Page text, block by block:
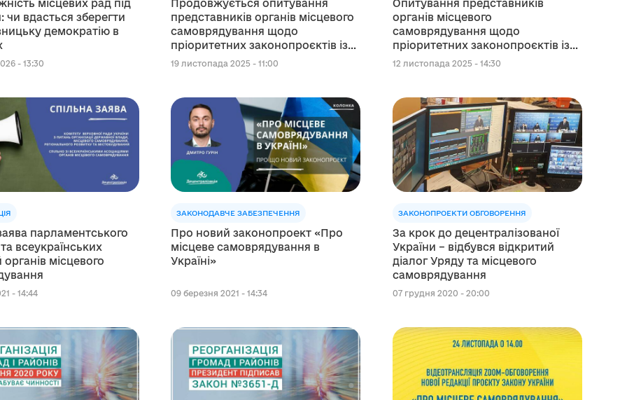
місцевих рад під
чи вдасться зберегти
демократію в
- 13:30
Продовжується опитування
представників органів місцевого
самоврядування щодо
пріоритетних законопроєктів із
децентралізації
19 листопада 2025 - 11:00
Опитування представників
органів місцевого
самоврядування щодо
пріоритетних законопроєктів із
децентралізації
12 листопада 2025 - 14:30
парламентського
всеукраїнських
органів місцевого
- 14:44
ЗАКОНОДАВЧЕ ЗАБЕЗПЕЧЕННЯ
Про новий законопроект «Про
місцеве самоврядування в
Україні»
09 березня 2021 - 14:34
ЗАКОНОПРОЕКТИ ОБГОВОРЕННЯ
За крок до децентралізованої
України – відбувся відкритий
діалог Уряду та місцевого
самоврядування
07 грудня 2020 - 20:00